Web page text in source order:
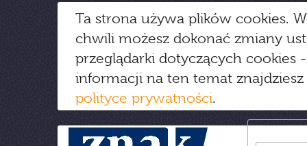
Ta strona używa plików cookies.
chwili możesz dokonać zmiany
przeglądarki dotyczących cookies
informacji na ten temat
polityce prywatności.